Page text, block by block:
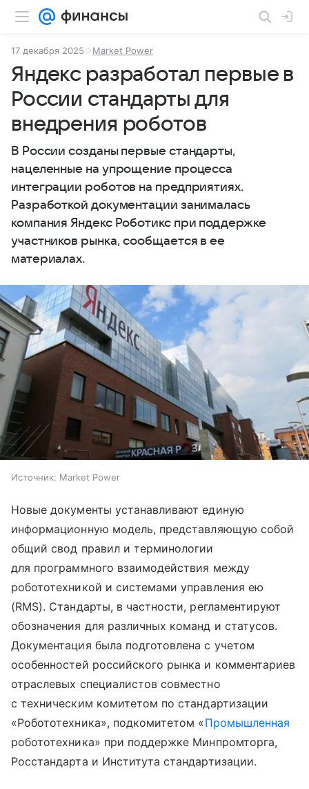
17 декабря 2025 Market Power
Яндекс разработал первые в
России стандарты для
внедрения роботов
В России созданы первые стандарты,
нацеленные на упрощение процесса
интеграции роботов на предприятиях.
Разработкой документации занималась
компания Яндекс Роботикс при поддержке
участников рынка, сообщается в ее
материалах.
Источник: Market Power
Новые документы устанавливают единую
информационную модель, представляющую собой
общий свод правил и терминологии
для программного взаимодействия между
робототехникой и системами управления ею
(RMS). Стандарты, в частности, регламентируют
обозначения для различных команд и статусов.
Документация была подготовлена с учетом
особенностей российского рынка и комментариев
отраслевых специалистов совместно
с техническим комитетом по стандартизации
«Робототехника», подкомитетом «Промышленная
робототехника» при поддержке Минпромторга,
Росстандарта и Института стандартизации.